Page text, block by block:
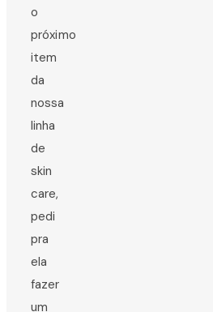
o
próximo
item
da
nossa
linha
de
skin
care,
pedi
pra
ela
fazer
um